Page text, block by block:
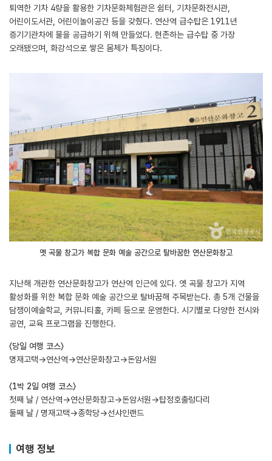
퇴역한 기차 4량을 활용한 기차문화체험관은 쉼터, 기차문화전시관,
어린이도서관, 어린이놀이공간 등을 갖췄다. 연산역 급수탑은 1911년
증기기관차에 물을 공급하기 위해 만들었다. 현존하는 급수탑 중 가장
오래됐으며, 화강석으로 쌓은 몸체가 특징이다.
옛 곡물 창고가 복합 문화 예술 공간으로 탈바꿈한 연산문화창고
지난해 개관한 연산문화창고가 연산역 인근에 있다. 옛 곡물 창고가 지역
활성화를 위한 복합 문화 예술 공간으로 탈바꿈해 주목받는다. 총 5개 건물을
담쟁이예술학교, 커뮤니티홀, 카페 등으로 운영한다. 시기별로 다양한 전시와
공연, 교육 프로그램을 진행한다.
〈당일 여행 코스〉
명재고택→연산역→연산문화창고→돈암서원
〈1박 2일 여행 코스〉
첫째 날 / 연산역→연산문화창고→돈암서원→탑정호출렁다리
둘째 날 / 명재고택→종학당→선샤인랜드
여행 정보